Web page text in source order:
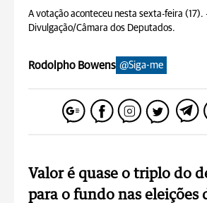
A votação aconteceu nesta sexta-feira (17).
Divulgação/Câmara dos Deputados.
Rodolpho Bowens @Siga-me
Valor é quase o triplo do
para o fundo nas eleições